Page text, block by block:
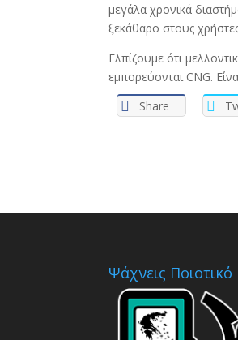
μεγάλα χρονικά
ξεκάθαρο στους
Ελπίζουμε ότι
εμπορεύονται CNG.
Share
Ψάχνεις